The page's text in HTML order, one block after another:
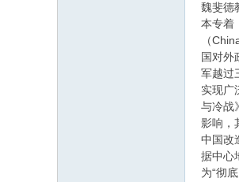
魏斐德
本专着
（
国对外
军越过
实现广
与冷战
影响，
中国改
据中心
为“彻